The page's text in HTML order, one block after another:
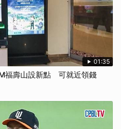
01:35
福壽山設新點 可就近領錢